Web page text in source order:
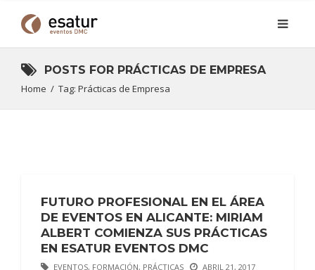
POSTS FOR PRÁCTICAS DE EMPRESA
Home / Tag: Prácticas de Empresa
FUTURO PROFESIONAL EN EL ÁREA
DE EVENTOS EN ALICANTE: MIRIAM
ALBERT COMIENZA SUS PRÁCTICAS
EN ESATUR EVENTOS DMC
EVENTOS, FORMACIÓN, PRÁCTICAS ABRIL 21, 2017